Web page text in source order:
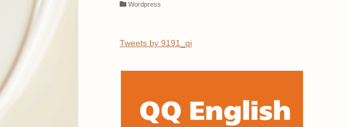
Wordpress
Tweets by 9191_qi